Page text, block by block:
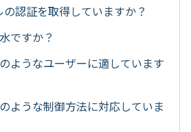
認証を取得していますか？
ですか？
ようなユーザーに適しています
ような制御方法に対応していま